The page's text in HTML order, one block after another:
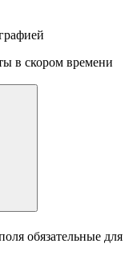
в скором времени
обязательные для